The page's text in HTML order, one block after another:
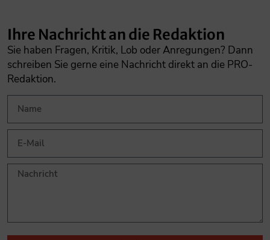
Ihre Nachricht an die Redaktion
Sie haben Fragen, Kritik, Lob oder Anregungen? Dann
schreiben Sie gerne eine Nachricht direkt an die PRO-
Redaktion.